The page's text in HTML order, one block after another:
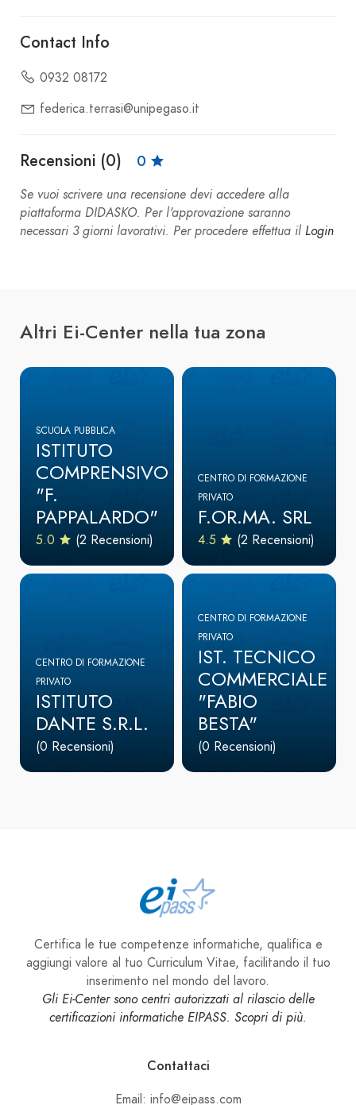
Contact Info
0932 08172
federica.terrasi@unipegaso.it
Recensioni (0) 0
Se vuoi scrivere una recensione devi accedere alla
piattaforma DIDASKO. Per l'approvazione saranno
necessari 3 giorni lavorativi. Per procedere effettua il Login
Altri Ei-Center nella tua zona
SCUOLA PUBBLICA
ISTITUTO
COMPRENSIVO
"F.
PAPPALARDO"
5.0 (2 Recensioni)
CENTRO DI FORMAZIONE
PRIVATO
F.OR.MA. SRL
4.5 (2 Recensioni)
CENTRO DI FORMAZIONE
PRIVATO
ISTITUTO
DANTE S.R.L.
(0 Recensioni)
CENTRO DI FORMAZIONE
PRIVATO
IST. TECNICO
COMMERCIALE
"FABIO
BESTA"
(0 Recensioni)
Certifica le tue competenze informatiche, qualifica e
aggiungi valore al tuo Curriculum Vitae, facilitando il tuo
inserimento nel mondo del lavoro.
Gli Ei-Center sono centri autorizzati al rilascio delle
certificazioni informatiche EIPASS. Scopri di più.
Contattaci
Email: info@eipass.com